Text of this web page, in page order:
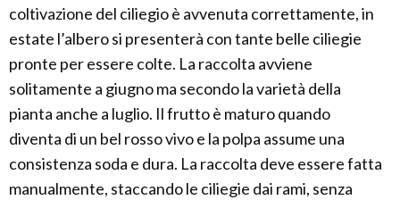
coltivazione del ciliegio è avvenuta correttamente, in
estate l’albero si presenterà con tante belle ciliegie
pronte per essere colte. La raccolta avviene
solitamente a giugno ma secondo la varietà della
pianta anche a luglio. Il frutto è maturo quando
diventa di un bel rosso vivo e la polpa assume una
consistenza soda e dura. La raccolta deve essere fatta
manualmente, staccando le ciliegie dai rami, senza